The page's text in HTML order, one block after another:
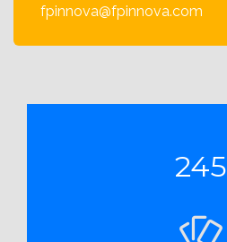
fpinnova@fpinnova.com
245